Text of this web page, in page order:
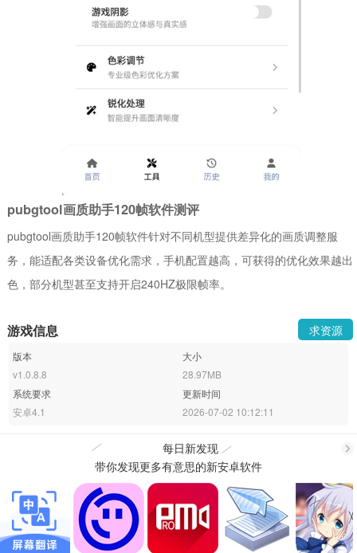
pubgtool画质助手120帧软件测评
pubgtool画质助手120帧软件针对不同机型提供差异化的画质调整服
务，能适配各类设备优化需求，手机配置越高，可获得的优化效果越出
色，部分机型甚至支持开启240HZ极限帧率。
游戏信息 求资源
版本
v1.0.8.8
大小
28.97MB
系统要求
安卓4.1
更新时间
2026-07-02 10:12:11
每日新发现
更
带你发现更多有意思的新安卓软件